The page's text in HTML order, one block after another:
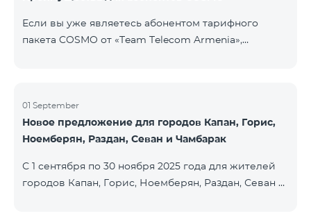
Если вы уже являетесь абонентом тарифного
пакета COSMO от «Team Telecom Armenia»,
систему безопасности — всего одним касанием и с
безлимитным интернетом благодаря устройствам
Aqara от Smart Place. Все действующие абоненты
приобрести умные устройства бренда Aqara на
особых условиях. Устройства доступны в салоне
01 September
Новое предложение для городов Капан, Горис,
Ноемберян, Раздан, Севан и Чамбарак
С 1 сентября по 30 ноября 2025 года для жителей
городов Капан, Горис, Ноемберян, Раздан, Севан и